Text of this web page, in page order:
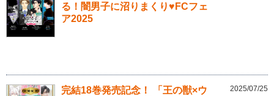
る！闇男子に沼りまくり♥FCフェ
ア2025
完結18巻発売記念！ 「王の獣×ウ
2025/07/25